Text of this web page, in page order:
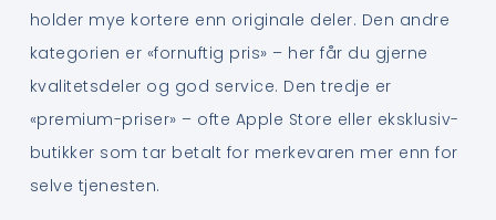
holder mye kortere enn originale deler. Den andre
kategorien er «fornuftig pris» – her får du gjerne
kvalitetsdeler og god service. Den tredje er
«premium-priser» – ofte Apple Store eller eksklusiv-
butikker som tar betalt for merkevaren mer enn for
selve tjenesten.